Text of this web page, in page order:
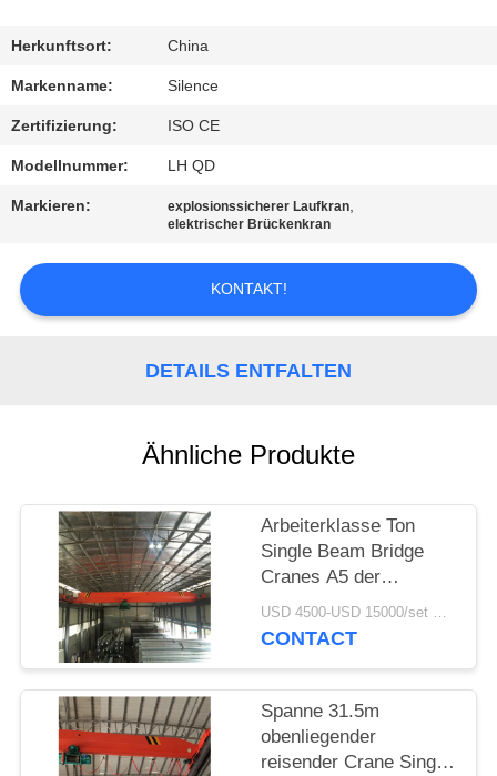
MIT
UNS
IN
VERBINDUNG
SIE
EIN
POLICY
Herkunftsort: China
Markenname: Silence
Zertifizierung: ISO CE
Modellnummer: LH QD
Markieren: explosionssicherer Laufkran,
elektrischer Brückenkran
KONTAKT!
DETAILS ENTFALTEN
Ähnliche Produkte
Arbeiterklasse Ton
Single Beam Bridge
Cranes A5 der
doppelten
Geschwindigkeits-12
USD 4500-USD 15000/set MOQ:1 Satz
CONTACT
Spanne 31.5m
obenliegender
reisender Crane Single